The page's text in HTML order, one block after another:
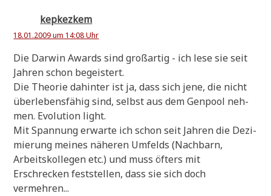
kepkezkem
18.01.2009 um 14:08 Uhr
Die Dar­win Awards sind groß­ar­tig - ich lese sie seit
Jah­ren schon begeistert.
Die Theo­rie dahin­ter ist ja, dass sich jene, die nicht
über­le­bens­fä­hig sind, selbst aus dem Gen­pool neh­
men. Evo­lu­ti­on light.
Mit Span­nung erwar­te ich schon seit Jah­ren die Dezi­
mie­rung mei­nes nähe­ren Umfelds (Nach­barn,
Arbeits­kol­le­gen etc.) und muss öfters mit
Erschrecken fest­stel­len, dass sie sich doch
vermehren...